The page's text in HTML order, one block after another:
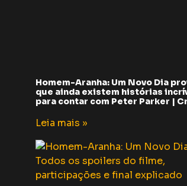
Homem-Aranha: Um Novo Dia
que ainda existem histórias
para contar com Peter Parker |
Leia mais »